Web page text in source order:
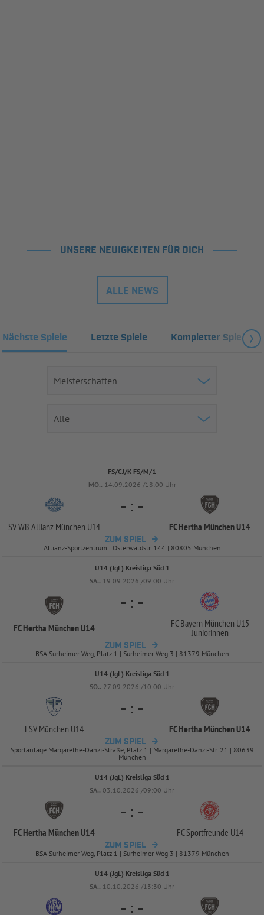
UNSERE NEUIGKEITEN FÜR DICH
ALLE NEWS
Nächste Spiele Letzte Spiele Kompletter Spielplan
FS/CJ/K-FS/M/1
MO.. 14.09.2026 /18:00 Uhr
SV WB Allianz München U14
- : -
FC Hertha München U14
ZUM SPIEL
Allianz-Sportzentrum | Osterwaldstr. 144 | 80805 München
U14 (JgL) Kreisliga Süd 1
SA.. 19.09.2026 /09:00 Uhr
FC Hertha München U14
- : -
FC Bayern München U15
Juniorinnen
ZUM SPIEL
BSA Surheimer Weg, Platz 1 | Surheimer Weg 3 | 81379 München
U14 (JgL) Kreisliga Süd 1
SO.. 27.09.2026 /10:00 Uhr
ESV München U14
- : -
FC Hertha München U14
ZUM SPIEL
Sportanlage Margarethe-Danzi-Straße, Platz 1 | Margarethe-Danzi-Str. 21 | 80639
München
U14 (JgL) Kreisliga Süd 1
SA.. 03.10.2026 /09:00 Uhr
FC Hertha München U14
- : -
FC Sportfreunde U14
ZUM SPIEL
BSA Surheimer Weg, Platz 1 | Surheimer Weg 3 | 81379 München
U14 (JgL) Kreisliga Süd 1
SA.. 10.10.2026 /13:30 Uhr
- : -